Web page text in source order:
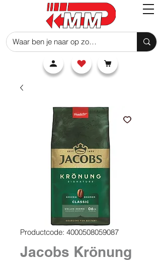
Productcode: 4000508059087
Jacobs Krönung